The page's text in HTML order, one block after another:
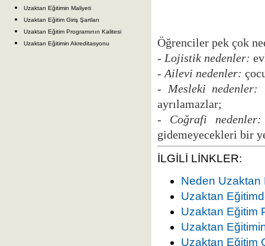
Uzaktan Eğitimin Maliyeti
Uzaktan Eğitim Giriş Şartları
Uzaktan Eğitim Programının Kalitesi
Uzaktan Eğitimin Akreditasyonu
Öğrenciler pek çok
- Lojistik nedenler:
- Ailevi nedenler:
- Mesleki nedenler:
ayrılamazlar;
- Coğrafi nedenler:
gidemeyecekleri bir
İLGİLİ LİNKLER:
Neden Uzaktan
Uzaktan
Uzaktan Eğitim
Uzaktan
Uzaktan Eğitim